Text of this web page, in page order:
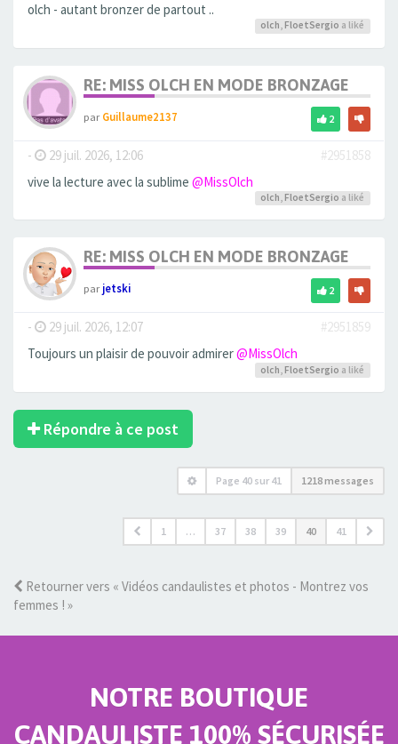
olch - autant bronzer de partout ..
olch, FloetSergio a liké
RE: MISS OLCH EN MODE BRONZAGE
parGuillaume2137 2
- 29 juil. 2026, 12:06
#2951858
vive la lecture avec la sublime @MissOlch
olch, FloetSergio a liké
RE: MISS OLCH EN MODE BRONZAGE
parjetski 2
- 29 juil. 2026, 12:07
#2951859
Toujours un plaisir de pouvoir admirer@MissOlch
olch FloetSergio a liké
Répondre à ce post
Page 40 sur 41 1218 messages
1 … 37 38 39 40 41
Retourner vers « Vidéos candaulistes et photos - Montrez vos
femmes ! »
NOTRE BOUTIQUE
CANDAULISTE 100% SÉCURISÉE